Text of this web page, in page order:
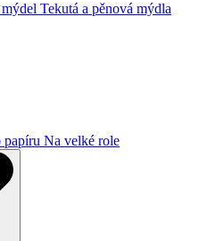
Tekutá a pěnová mýdla
papíru Na velké role